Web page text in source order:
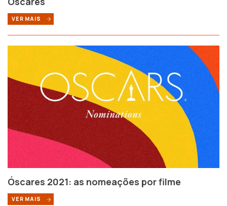
VER MAIS
Óscares 2021: as nomeações por filme
VER MAIS